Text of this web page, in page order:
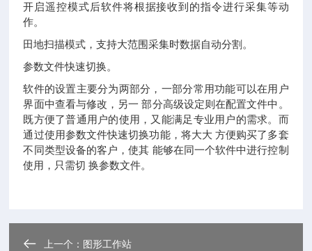
开启遥控模式后软件将根据接收到的指令进行采集等动
作。
田地扫描模式，支持大范围采集时数据自动分割。
参数文件快速切换。
软件的设置主要分为两部分，一部分常用功能可以在用户
界面中查看与修改，另一 部分高级设定则在配置文件中。
既方便了普通用户的使用，又能满足专业用户的需求。而
通过使用参数文件快速切换功能，将大大 方便购买了多套
不同类型设备的客户，使其 能够在同一个软件中进行控制
使用，只需切 换参数文件。
上一个： 图形工作站